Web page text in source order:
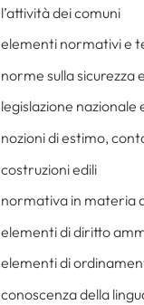
l’attività dei comuni
elementi normativi e
norme sulla sicurezza
legislazione
nozioni di estimo,
costruzioni edili
normativa in materia
elementi di diritto
elementi di
conoscenza della